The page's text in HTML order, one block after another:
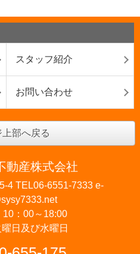
スタッフ紹介
お問い合わせ
部へ戻る
動産株式会社
4 TEL06-6551-7333 e-
10：00～18:00
曜日及び水曜日